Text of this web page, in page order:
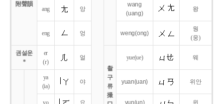
附聲韻
ang 앙
wang
(uang)
왕
eng 엉 weng(ong)
웡
(웅)
권설운
*
er
(r)
얼
촬
구
류
撮
yue(ue) 웨
ya
(ia)
야 yuan(uan) 위안
yo 요 yun(un) 윈